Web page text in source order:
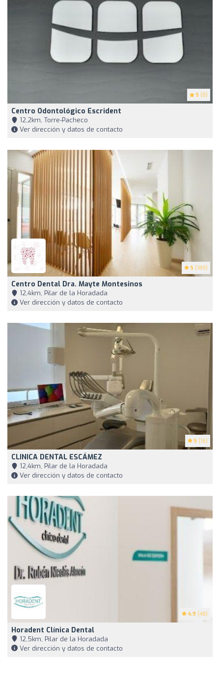
5 (8)
Centro Odontológico Escrident
12,2km, Torre-Pacheco
Ver dirección y datos de contacto
5 (189)
Centro Dental Dra. Mayte Montesinos
12,4km, Pilar de la Horadada
Ver dirección y datos de contacto
5 (16)
CLINICA DENTAL ESCÁMEZ
12,4km, Pilar de la Horadada
Ver dirección y datos de contacto
4.9 (48)
Horadent Clínica Dental
12,5km, Pilar de la Horadada
Ver dirección y datos de contacto